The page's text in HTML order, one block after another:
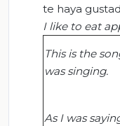
te haya
I like to eat
This is the
was singing.
As I was